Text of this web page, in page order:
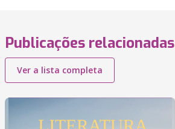
Publicações relacionadas
Ver a lista completa